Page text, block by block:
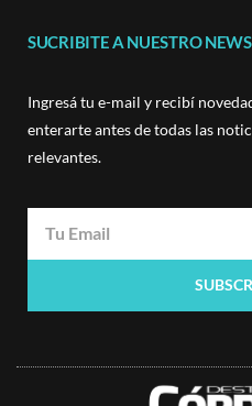
SUCRIBITE A NUESTRO
Ingresá tu e-mail y recibí
enterarte antes de todas las
relevantes.